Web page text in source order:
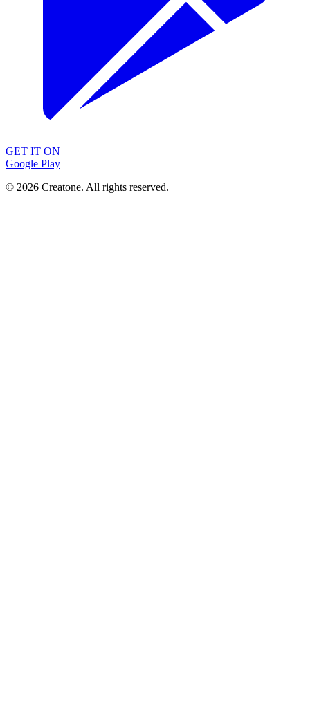
GET IT ON
Google Play
© 2026 Creatone. All rights reserved.